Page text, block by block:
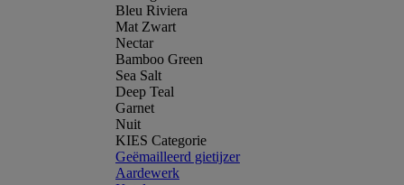
Bleu Riviera
Mat Zwart
Nectar
Bamboo Green
Sea Salt
Deep Teal
Garnet
Nuit
KIES Categorie
Geëmailleerd gietijzer
Aardewerk